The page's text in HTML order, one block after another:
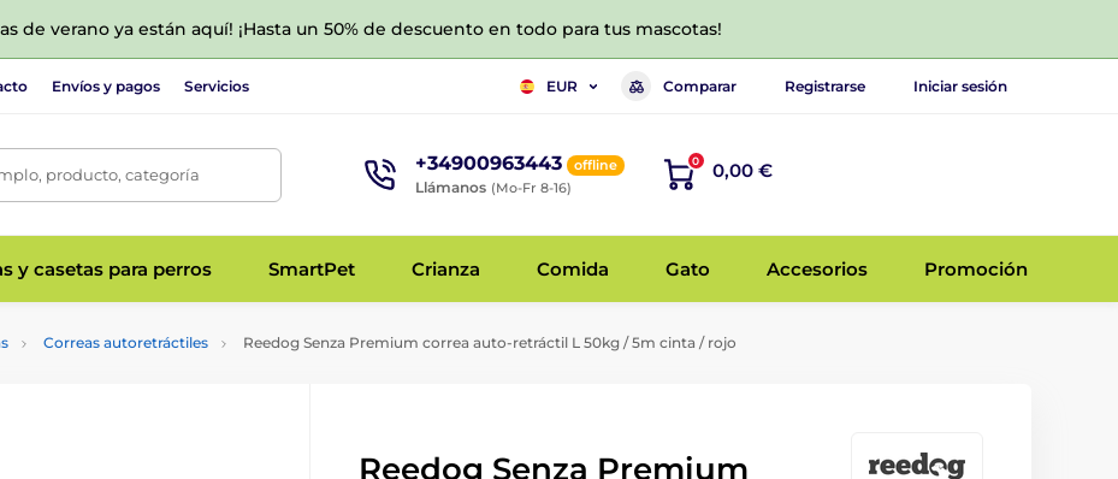
de verano ya están aquí! ¡Hasta un 50% de descuento en todo para tus mascotas!
Envíos y pagos Servicios EUR Comparar Registrarse Iniciar sesión
producto, categoría +34900963443 offline
Llámanos (Mo-Fr 8-16)
0 0,00 €
y casetas para perros SmartPet Crianza Comida Gato Accesorios Promoción
Correas autoretráctiles Reedog Senza Premium correa auto-retráctil L 50kg / 5m cinta / rojo
Reedog Senza Premium